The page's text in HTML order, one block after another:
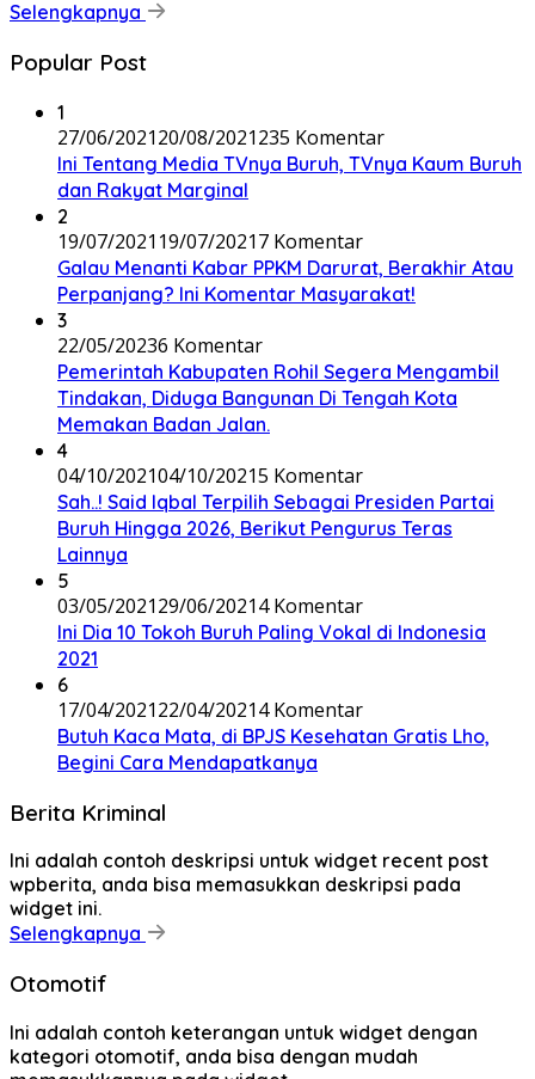
Selengkapnya
Popular Post
1
27/06/202120/08/2021235 Komentar
Ini Tentang Media TVnya Buruh, TVnya Kaum Buruh
dan Rakyat Marginal
2
19/07/2021 19/07/20217 Komentar
Galau Menanti Kabar PPKM Darurat, Berakhir Atau
Perpanjang? Ini Komentar Masyarakat!
3
22/05/20236 Komentar
Pemerintah Kabupaten Rohil Segera Mengambil
Tindakan, Diduga Bangunan Di Tengah Kota
Memakan Badan Jalan.
4
04/10/202104/10/20215 Komentar
Sah..! Said Iqbal Terpilih Sebagai Presiden Partai
Buruh Hingga 2026, Berikut Pengurus Teras
Lainnya
5
03/05/202129/06/20214 Komentar
Ini Dia 10 Tokoh Buruh Paling Vokal di Indonesia
2021
6
17/04/202122/04/20214 Komentar
Butuh Kaca Mata, di BPJS Kesehatan Gratis Lho,
Begini Cara Mendapatkanya
Berita Kriminal
Ini adalah contoh deskripsi untuk widget recent post
wpberita, anda bisa memasukkan deskripsi pada
widget ini.
Selengkapnya
Otomotif
Ini adalah contoh keterangan untuk widget dengan
kategori otomotif, anda bisa dengan mudah